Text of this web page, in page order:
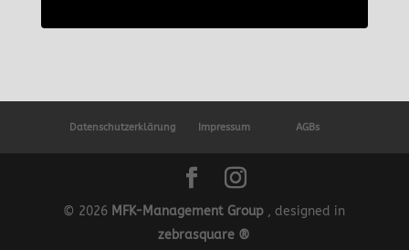
Datenschutzerklärung Impressum AGBs
© 2026 MFK-Management Group , designed in
zebrasquare ®